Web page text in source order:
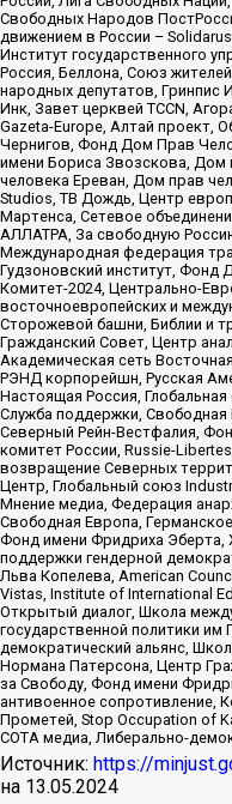
Свободных Народов
движением в России –
Институт государственного
Россия, Беллона, Союз
народных депутатов, Гринпис
Инк, Завет церквей TCCN,
Gazeta-Europe, Алтай проект,
Чернигов, Фонд Дом Прав
имени Бориса Звозскова, Дом
человека Ереван, Дом прав
Studios, ТВ Дождь, Центр
Мартенса, Сетевое
АЛЛАТРА, За свободную
Международная федерация
Гудзоновский институт, Фонд
Комитет-2024, Центрально-
восточноевропейских и
Сторожевой башни, Библии и
Гражданский Совет, Центр
Академическая сеть
РЭНД корпорейшн, Русская
Настоящая Россия,
Служба поддержки, Свободная
Северный Рейн-Вестфалия,
комитет России, Russie-
возвращение Северных
Центр, Глобальный союз
Мнение медиа, Федерация
Свободная Европа,
Фонд имени Фридриха Эберта,
поддержки гендерной
Льва Копелева, American
Vistas, Institute of International
Открытый диалог, Школа
государственной политики им
демократический альянс,
Нормана Патерсона, Центр
за Свободу, Фонд имени
антивоенное сопротивление,
Прометей, Stop Occupation of
СОТА медиа, Либерально-
Источник: https://
на 13.05.2024